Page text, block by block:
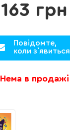
163 грн
Повідомте,
коли з`явиться
Нема в продажі